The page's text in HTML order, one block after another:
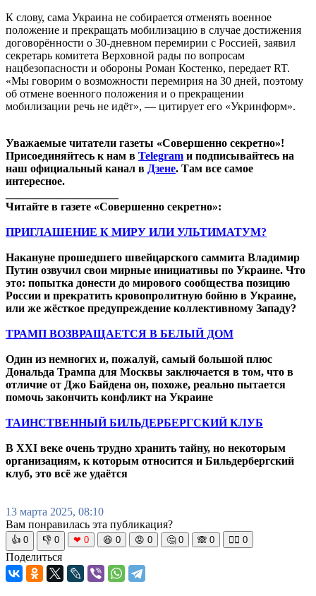
К слову, сама Украина не собирается отменять военное
положение и прекращать мобилизацию в случае достижения
договорённости о 30-дневном перемирии с Россией, заявил
секретарь комитета Верховной рады по вопросам
нацбезопасности и обороны Роман Костенко, передает RT.
«Мы говорим о возможности перемирия на 30 дней, поэтому
об отмене военного положения и о прекращении
мобилизации речь не идёт», — цитирует его «Укринформ».
Уважаемые читатели газеты «Совершенно секретно»!
Присоединяйтесь к нам в Telegram и подписывайтесь на
наш официальный канал в Дзене. Там все самое
интересное.
Читайте в газете «Совершенно секретно»:
ПРИГЛАШЕНИЕ К МИРУ ИЛИ УЛЬТИМАТУМ?
Накануне прошедшего швейцарского саммита Владимир
Путин озвучил свои мирные инициативы по Украине. Что
это: попытка донести до мирового сообщества позицию
России и прекратить кровопролитную бойню в Украине,
или же жёсткое предупреждение коллективному Западу?
ТРАМП ВОЗВРАЩАЕТСЯ В БЕЛЫЙ ДОМ
Один из немногих и, пожалуй, самый большой плюс
Дональда Трампа для Москвы заключается в том, что в
отличие от Джо Байдена он, похоже, реально пытается
помочь закончить конфликт на Украине
ТАИНСТВЕННЫЙ БИЛЬДЕРБЕРГСКИЙ КЛУБ
В XXI веке очень трудно хранить тайну, но некоторым
организациям, к которым относится и Бильдербергский
клуб, это всё же удаётся
13 марта 2025, 08:10
Вам понравилась эта публикация?
👍 0 👎 0 ❤ 0 😆 0 😡 0 🤔 0 🙈 0 🧘‍♀️ 0
Поделиться